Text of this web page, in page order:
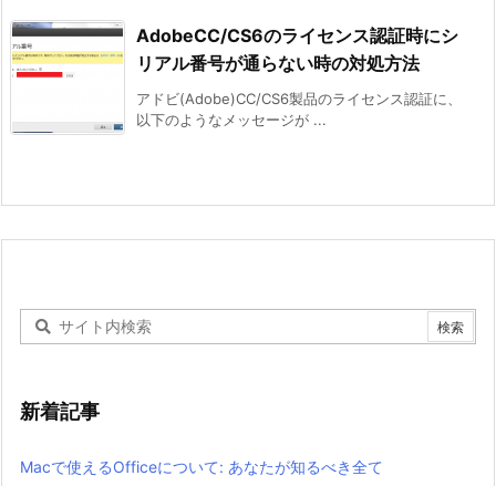
AdobeCC/CS6のライセンス認証時にシ
リアル番号が通らない時の対処方法
アドビ(Adobe)CC/CS6製品のライセンス認証に、
以下のようなメッセージが ...
新着記事
Macで使えるOfficeについて: あなたが知るべき全て